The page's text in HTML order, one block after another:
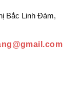
Bắc Linh Đàm,